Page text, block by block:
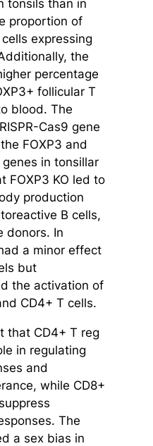
tonsils than in
proportion of
expressing
the
percentage
follicular T
blood. The
Cas9 gene
FOXP3 and
in tonsillar
FOXP3 KO led to
production
B cells,
donors. In
a minor effect
but
the activation of
CD4+ T cells.
that CD4+ T reg
in regulating
and
while CD8+
The
a sex bias in